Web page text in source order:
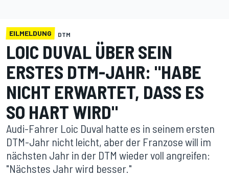
EILMELDUNG DTM
LOIC DUVAL ÜBER SEIN
ERSTES DTM-JAHR: "HABE
NICHT ERWARTET, DASS ES
SO HART WIRD"
Audi-Fahrer Loic Duval hatte es in seinem ersten
DTM-Jahr nicht leicht, aber der Franzose will im
nächsten Jahr in der DTM wieder voll angreifen:
"Nächstes Jahr wird besser."